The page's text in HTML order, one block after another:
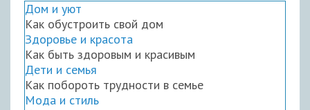
Дом и уют
Как обустроить свой дом
Здоровье и красота
Как быть здоровым и красивым
Дети и семья
Как побороть трудности в семье
Мода и стиль